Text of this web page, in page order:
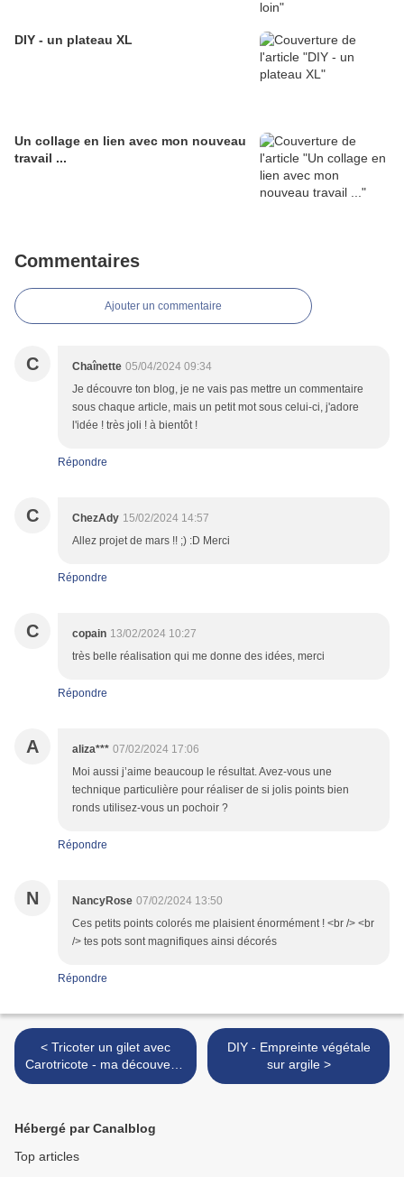
DIY - un plateau XL
Un collage en lien avec mon nouveau
travail ...
Commentaires
Ajouter un commentaire
C Chaînette 05/04/2024 09:34
Je découvre ton blog, je ne vais pas mettre un commentaire
sous chaque article, mais un petit mot sous celui-ci, j'adore
l'idée ! très joli ! à bientôt !
Répondre
C ChezAdy 15/02/2024 14:57
Allez projet de mars !! ;) :D Merci
Répondre
C copain 13/02/2024 10:27
très belle réalisation qui me donne des idées, merci
Répondre
A aliza*** 07/02/2024 17:06
Moi aussi j’aime beaucoup le résultat. Avez-vous une
technique particulière pour réaliser de si jolis points bien
ronds utilisez-vous un pochoir ?
Répondre
N NancyRose 07/02/2024 13:50
Ces petits points colorés me plaisient énormément ! <br /> <br
/> tes pots sont magnifiques ainsi décorés
Répondre
< Tricoter un gilet avec
Carotricote - ma découverte
des KAL
DIY - Empreinte végétale
sur argile >
Hébergé par Canalblog
Top articles